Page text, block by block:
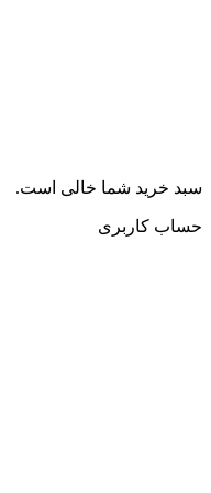
سبد خرید شما خالی است.
حساب کاربری